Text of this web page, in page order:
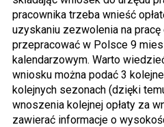
pracownika trzeba wnieść
uzyskaniu zezwolenia na
przepracować w Polsce 9
kalendarzowym. Warto
wniosku można podać 3
kolejnych sezonach (dzięki
wnoszenia kolejnej opłaty za
zawierać informacje o